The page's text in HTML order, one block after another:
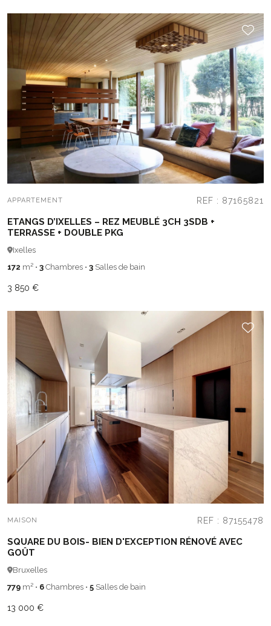
APPARTEMENT REF : 87165821
ETANGS D’IXELLES – REZ MEUBLÉ 3CH 3SDB +
TERRASSE + DOUBLE PKG
Ixelles
172 m² • 3 Chambres • 3 Salles de bain
3 850 €
MAISON REF : 87155478
SQUARE DU BOIS- BIEN D'EXCEPTION RÉNOVÉ AVEC
GOÛT
Bruxelles
779 m² • 6 Chambres • 5 Salles de bain
13 000 €